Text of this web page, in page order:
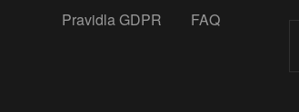
Pravidla GDPR
FAQ